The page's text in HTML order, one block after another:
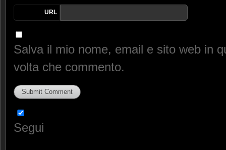
URL
Salva il mio nome, email e sito web in
volta che commento.
Segui